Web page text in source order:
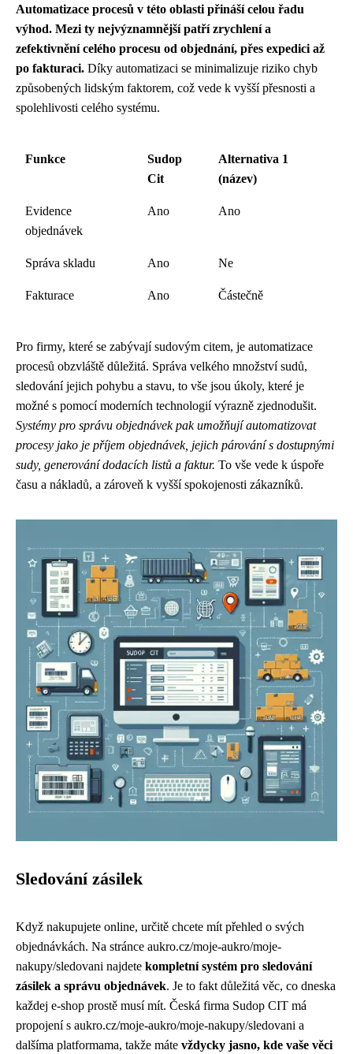
Automatizace procesů v této oblasti přináší celou řadu
výhod. Mezi ty nejvýznamnější patří zrychlení a
zefektivnění celého procesu od objednání, přes expedici až
po fakturaci. Díky automatizaci se minimalizuje riziko chyb
způsobených lidským faktorem, což vede k vyšší přesnosti a
spolehlivosti celého systému.
Funkce
Sudop
Cit
Alternativa 1
(název)
Evidence
objednávek
Ano Ano
Správa skladu Ano Ne
Fakturace Ano Částečně
Pro firmy, které se zabývají sudovým citem, je automatizace
procesů obzvláště důležitá. Správa velkého množství sudů,
sledování jejich pohybu a stavu, to vše jsou úkoly, které je
možné s pomocí moderních technologií výrazně zjednodušit.
Systémy pro správu objednávek pak umožňují automatizovat
procesy jako je příjem objednávek, jejich párování s dostupnými
sudy, generování dodacích listů a faktur. To vše vede k úspoře
času a nákladů, a zároveň k vyšší spokojenosti zákazníků.
Sledování zásilek
Když nakupujete online, určitě chcete mít přehled o svých
objednávkách. Na stránce aukro.cz/moje-aukro/moje-
nakupy/sledovani najdete kompletní systém pro sledování
zásilek a správu objednávek. Je to fakt důležitá věc, co dneska
každej e-shop prostě musí mít. Česká firma Sudop CIT má
propojení s aukro.cz/moje-aukro/moje-nakupy/sledovani a
dalšíma platformama, takže máte vždycky jasno, kde vaše věci